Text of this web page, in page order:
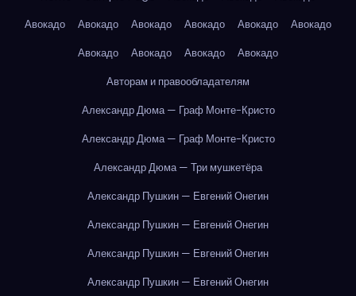
Авокадо
Авокадо Авокадо Авокадо Авокадо
Авокадо
Авокадо
Авокадо Авокадо
Авокадо
Авторам и правообладателям
Александр Дюма — Граф Монте-Кристо
Александр Дюма — Граф Монте-Кристо
Александр Дюма — Три мушкетёра
Александр Пушкин — Евгений Онегин
Александр Пушкин — Евгений Онегин
Александр Пушкин — Евгений Онегин
Александр Пушкин — Евгений Онегин